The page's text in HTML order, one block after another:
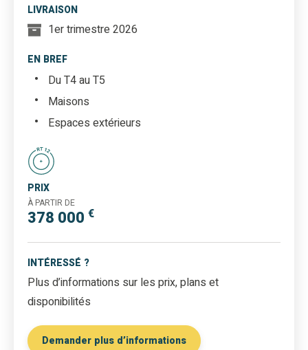
LIVRAISON
1er trimestre 2026
EN BREF
Du T4 au T5
Maisons
Espaces extérieurs
PRIX
À PARTIR DE
378 000 €
INTÉRESSÉ ?
Plus d’informations sur les prix, plans et
disponibilités
Demander plus d’informations